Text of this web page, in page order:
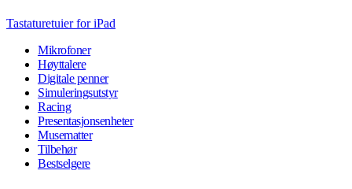
Tastaturetuier for iPad
Mikrofoner
Høyttalere
Digitale penner
Simuleringsutstyr
Racing
Presentasjonsenheter
Musematter
Tilbehør
Bestselgere